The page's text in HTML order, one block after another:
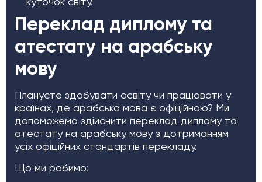
Переклад диплому та
атестату на арабську
мову
Плануєте здобувати освіту чи працювати у
країнах, де арабська мова є офіційною? Ми
допоможемо здійснити переклад диплому та
атестату на арабську мову з дотриманням
усіх офіційних стандартів перекладу.
Що ми робимо: